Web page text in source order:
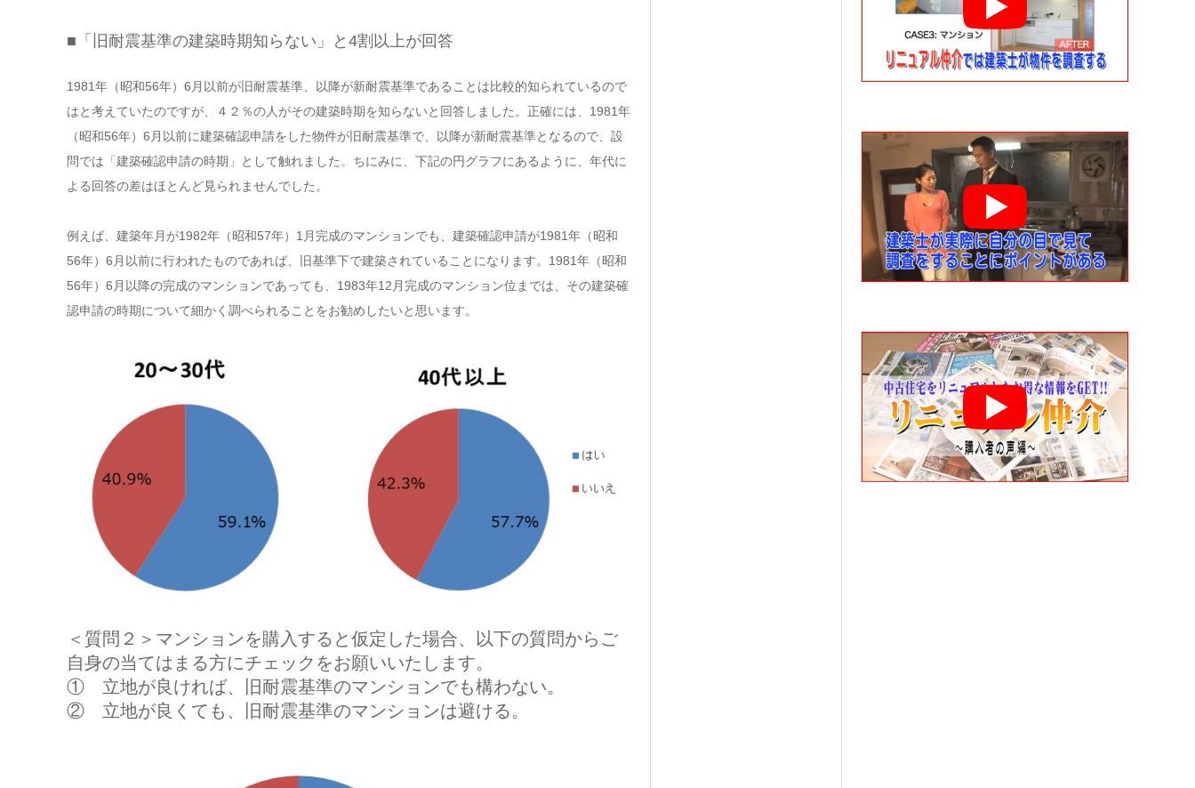
■「旧耐震基準の建築時期知らない」と4割以上が回答
1981年（昭和56年）6月以前が旧耐震基準、以降が新耐震基準であることは比較的知られているので
はと考えていたのですが、４２％の人がその建築時期を知らないと回答しました。正確には、1981年
（昭和56年）6月以前に建築確認申請をした物件が旧耐震基準で、以降が新耐震基準となるので、設
問では「建築確認申請の時期」として触れました。ちにみに、下記の円グラフにあるように、年代に
よる回答の差はほとんど見られませんでした。
例えば、建築年月が1982年（昭和57年）1月完成のマンションでも、建築確認申請が1981年（昭和
56年）6月以前に行われたものであれば、旧基準下で建築されていることになります。1981年（昭和
56年）6月以降の完成のマンションであっても、1983年12月完成のマンション位までは、その建築確
認申請の時期について細かく調べられることをお勧めしたいと思います。
＜質問２＞マンションを購入すると仮定した場合、以下の質問からご
自身の当てはまる方にチェックをお願いいたします。
① 立地が良ければ、旧耐震基準のマンションでも構わない。
② 立地が良くても、旧耐震基準のマンションは避ける。